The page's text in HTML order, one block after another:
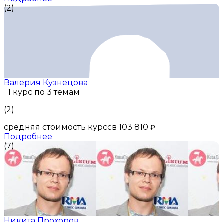
(2)
Валерия Кузнецова
1 курс по 3 темам
(2)
средняя стоимость курсов 103 810 ₽
Подробнее
(7)